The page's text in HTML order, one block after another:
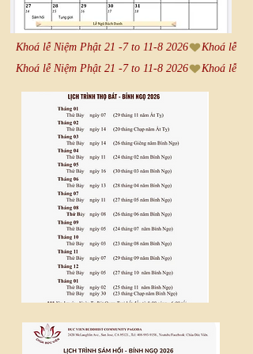
Khoá lễ Niệm Phật 21 -7 to 11-8 2026
Khoá lễ Niệm Phật 21 -7 to 11-8 2026